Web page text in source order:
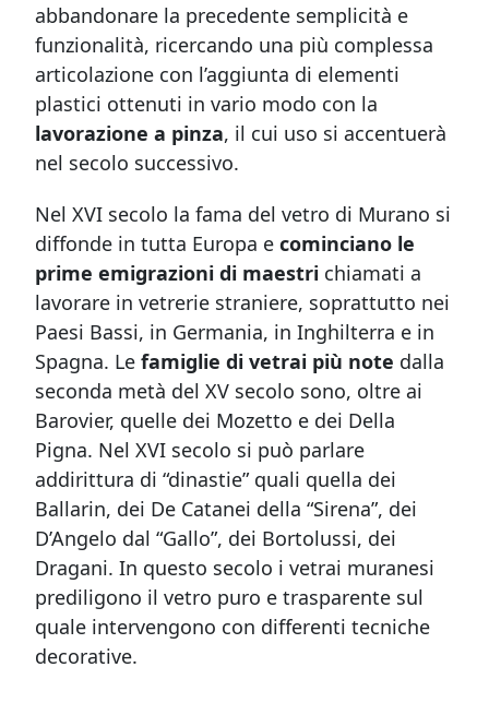
abbandonare la precedente semplicità e
funzionalità, ricercando una più complessa
articolazione con l’aggiunta di elementi
plastici ottenuti in vario modo con la
lavorazione a pinza, il cui uso si accentuerà
nel secolo successivo.
Nel XVI secolo la fama del vetro di Murano si
diffonde in tutta Europa e cominciano le
prime emigrazioni di maestri chiamati a
lavorare in vetrerie straniere, soprattutto nei
Paesi Bassi, in Germania, in Inghilterra e in
Spagna. Le famiglie di vetrai più note dalla
seconda metà del XV secolo sono, oltre ai
Barovier, quelle dei Mozetto e dei Della
Pigna. Nel XVI secolo si può parlare
addirittura di “dinastie” quali quella dei
Ballarin, dei De Catanei della “Sirena”, dei
D’Angelo dal “Gallo”, dei Bortolussi, dei
Dragani. In questo secolo i vetrai muranesi
prediligono il vetro puro e trasparente sul
quale intervengono con differenti tecniche
decorative.